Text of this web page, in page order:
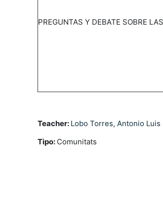
PREGUNTAS Y DEBATE SOBRE
Teacher: Lobo Torres, Antonio Luis
Tipo: Comunitats